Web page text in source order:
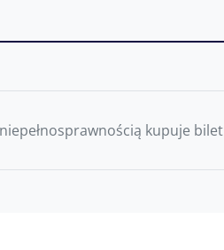
kupuje bilet